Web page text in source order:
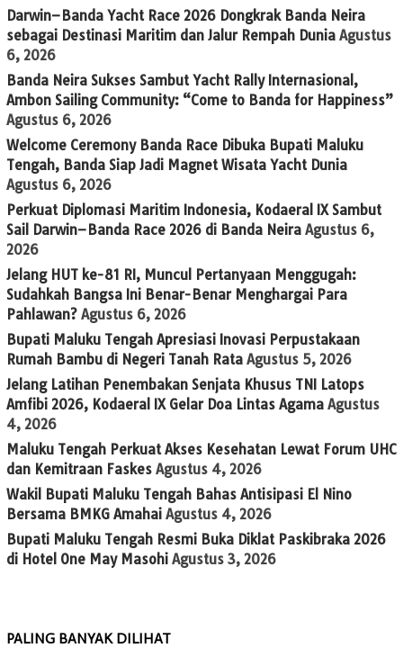
Darwin–Banda Yacht Race 2026 Dongkrak Banda Neira
sebagai Destinasi Maritim dan Jalur Rempah Dunia Agustus
6, 2026
Banda Neira Sukses Sambut Yacht Rally Internasional,
Ambon Sailing Community: “Come to Banda for Happiness”
Agustus 6, 2026
Welcome Ceremony Banda Race Dibuka Bupati Maluku
Tengah, Banda Siap Jadi Magnet Wisata Yacht Dunia
Agustus 6, 2026
Perkuat Diplomasi Maritim Indonesia, Kodaeral IX Sambut
Sail Darwin–Banda Race 2026 di Banda Neira Agustus 6,
2026
Jelang HUT ke-81 RI, Muncul Pertanyaan Menggugah:
Sudahkah Bangsa Ini Benar-Benar Menghargai Para
Pahlawan? Agustus 6, 2026
Bupati Maluku Tengah Apresiasi Inovasi Perpustakaan
Rumah Bambu di Negeri Tanah Rata Agustus 5, 2026
Jelang Latihan Penembakan Senjata Khusus TNI Latops
Amfibi 2026, Kodaeral IX Gelar Doa Lintas Agama Agustus
4, 2026
Maluku Tengah Perkuat Akses Kesehatan Lewat Forum UHC
dan Kemitraan Faskes Agustus 4, 2026
Wakil Bupati Maluku Tengah Bahas Antisipasi El Nino
Bersama BMKG Amahai Agustus 4, 2026
Bupati Maluku Tengah Resmi Buka Diklat Paskibraka 2026
di Hotel One May Masohi Agustus 3, 2026
PALING BANYAK DILIHAT